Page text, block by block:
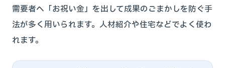
需要者へ「お祝い金」を出して成果のごまかしを防ぐ手
法が多く用いられます。人材紹介や住宅などでよく使わ
れます。